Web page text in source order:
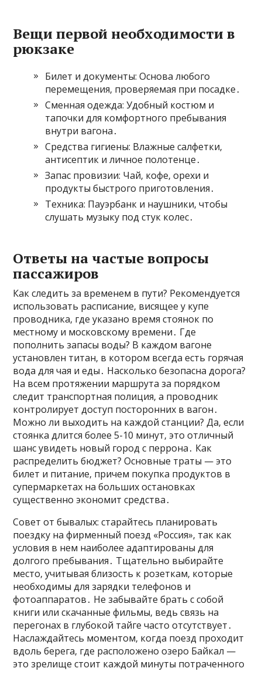
Вещи первой необходимости в
рюкзаке
Билет и документы: Основа любого
перемещения‚ проверяемая при посадке․
Сменная одежда: Удобный костюм и
тапочки для комфортного пребывания
внутри вагона․
Средства гигиены: Влажные салфетки‚
антисептик и личное полотенце․
Запас провизии: Чай‚ кофе‚ орехи и
продукты быстрого приготовления․
Техника: Пауэрбанк и наушники‚ чтобы
слушать музыку под стук колес․
Ответы на частые вопросы
пассажиров
Как следить за временем в пути? Рекомендуется
использовать расписание‚ висящее у купе
проводника‚ где указано время стоянок по
местному и московскому времени․ Где
пополнить запасы воды? В каждом вагоне
установлен титан‚ в котором всегда есть горячая
вода для чая и еды․ Насколько безопасна дорога?
На всем протяжении маршрута за порядком
следит транспортная полиция‚ а проводник
контролирует доступ посторонних в вагон․
Можно ли выходить на каждой станции? Да‚ если
стоянка длится более 5-10 минут‚ это отличный
шанс увидеть новый город с перрона․ Как
распределить бюджет? Основные траты — это
билет и питание‚ причем покупка продуктов в
супермаркетах на больших остановках
существенно экономит средства․
Совет от бывалых: старайтесь планировать
поездку на фирменный поезд «Россия»‚ так как
условия в нем наиболее адаптированы для
долгого пребывания․ Тщательно выбирайте
место‚ учитывая близость к розеткам‚ которые
необходимы для зарядки телефонов и
фотоаппаратов․ Не забывайте брать с собой
книги или скачанные фильмы‚ ведь связь на
перегонах в глубокой тайге часто отсутствует․
Наслаждайтесь моментом‚ когда поезд проходит
вдоль берега‚ где расположено озеро Байкал —
это зрелище стоит каждой минуты потраченного